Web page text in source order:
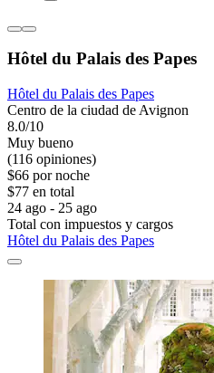
Hôtel du Palais des Papes
Hôtel du Palais des Papes
Centro de la ciudad de Avignon
8.0/10
Muy bueno
(116 opiniones)
$66 por noche
$77 en total
24 ago - 25 ago
Total con impuestos y cargos
Hôtel du Palais des Papes